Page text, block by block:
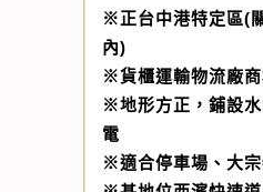
※正台中港特定區(
內)
※貨櫃運輸物流廠
※地形方正，鋪設
電
※適合停車場、大宗